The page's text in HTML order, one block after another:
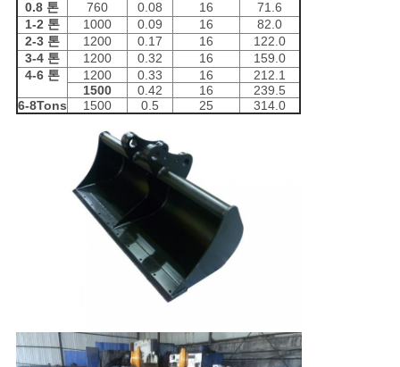
0.8 톤 760 0.08 16
71.6
1-2 톤
1000 0.09 16
82.0
2-3 톤
1200 0.17 16
122.0
3-4 톤
1200 0.32 16
159.0
4-6 톤
1200 0.33 16
212.1
1500
0.42 16
239.5
6-8Tons
1500 0.5 25 314.0